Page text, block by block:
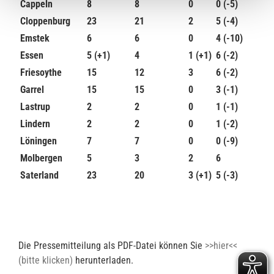
Cappeln
8 8 0
0 (-5)
Cloppenburg
23 21 2
5 (-4)
Emstek
6 6 0
4 (-10)
Essen
5 (+1) 4 1 (+1) 6 (-2)
Friesoythe
15 12 3
6 (-2)
Garrel
15 15 0
3 (-1)
Lastrup
2 2 0
1 (-1)
Lindern
2 2 0
1 (-2)
Löningen
7 7 0
0 (-9)
Molbergen
5 3 2
6
Saterland
23 20 3 (+1) 5 (-3)
Die Pressemitteilung als PDF-Datei können Sie >>hier<<
(bitte klicken) herunterladen.